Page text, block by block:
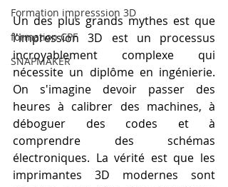
Formation impresssion 3D
formation CPF
SNAPMAKER
Un des plus grands mythes est que
l'impression 3D est un processus
incroyablement complexe qui
nécessite un diplôme en ingénierie.
On s'imagine devoir passer des
heures à calibrer des machines, à
déboguer des codes et à
comprendre des schémas
électroniques. La vérité est que les
imprimantes 3D modernes sont